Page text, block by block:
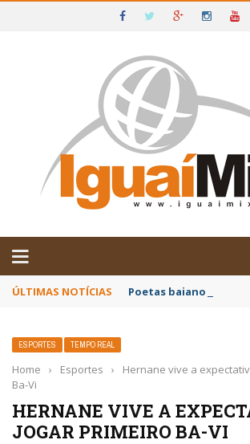
IGUAÍ E SUDOESTE DA BAHIA
ÚLTIMAS NOTÍCIAS Poetas baianos
ESPORTES TEMPO REAL
Home › Esportes ›
Hernane vive a
Ba-Vi
HERNANE VIVE A
JOGAR PRIMEIRO BA-VI